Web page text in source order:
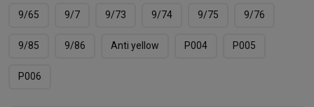
9/65 9/7 9/73 9/74 9/75 9/76
9/85 9/86 Аnti yellow Р004 Р005
Р006